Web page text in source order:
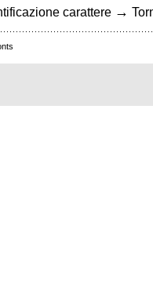
carattere →